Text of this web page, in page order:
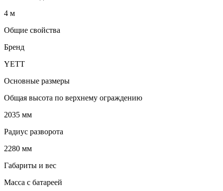
4 м
Общие свойства
Бренд
YETT
Основные размеры
Общая высота по верхнему ограждению
2035 мм
Радиус разворота
2280 мм
Габариты и вес
Масса с батареей